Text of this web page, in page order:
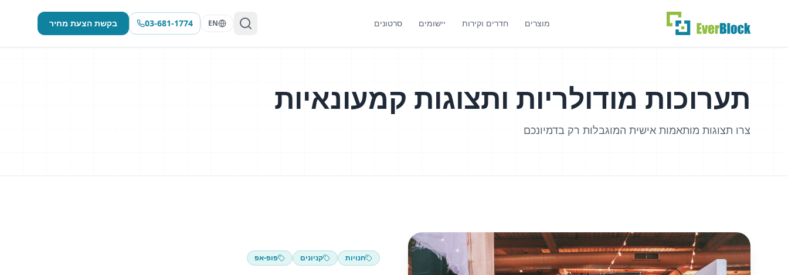
מוצרים חדרים וקירות יישומים סרטונים EN
03-681-1774 בקשת הצעת מחיר
תערוכות מודולריות ותצוגות קמעונאיות
צרו תצוגות מותאמות אישית המוגבלות רק בדמיונכם
חנויות קניונים פופ-אפ